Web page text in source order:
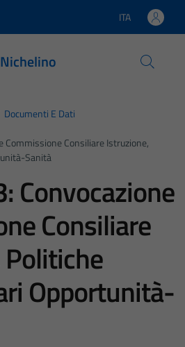
Lingua attiva:
ITA
Documenti E Dati
Consiliare Istruzione,
Sanità
Convocazione
Consiliare
Opportunità-